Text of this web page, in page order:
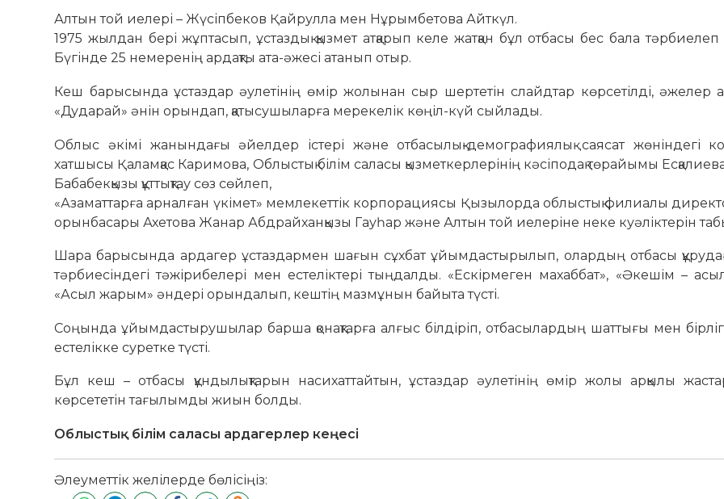
Алтын той иелері – Жүсіпбеков Қайрулла мен Нұрымбетова Айткүл.
1975 жылдан бері жұптасып, ұстаздық қызмет атқарып келе жатқан бұл отбасы бес бала тәрбиелеп
Бүгінде 25 немеренің ардақты ата-әжесі атанып отыр.
Кеш барысында ұстаздар әулетінің өмір жолынан сыр шертетін слайдтар көрсетілді, әжелер
«Дударай» әнін орындап, қатысушыларға мерекелік көңіл-күй сыйлады.
Облыс әкімі жанындағы әйелдер істері және отбасылық-демографиялық саясат жөніндегі
хатшысы Қаламқас Каримова, Облыстық білім саласы қызметкерлерінің кәсіподақ төрайымы
Бабабекқызы құттықтау сөз сөйлеп,
«Азаматтарға арналған үкімет» мемлекеттік корпорациясы Қызылорда облыстық филиалы
орынбасары Ахетова Жанар Абдрайханқызы Гауһар және Алтын той иелеріне неке куәліктерін
Шара барысында ардагер ұстаздармен шағын сұхбат ұйымдастырылып, олардың отбасы
тәрбиесіндегі тәжірибелері мен естеліктері тыңдалды. «Ескірмеген махаббат», «Әкешім –
«Асыл жарым» әндері орындалып, кештің мазмұнын байыта түсті.
Соңында ұйымдастырушылар барша қонақтарға алғыс білдіріп, отбасылардың шаттығы мен
естелікке суретке түсті.
Бұл кеш – отбасы құндылықтарын насихаттайтын, ұстаздар әулетінің өмір жолы арқылы
көрсететін тағылымды жиын болды.
Облыстық білім саласы ардагерлер кеңесі
Әлеуметтік желілерде бөлісіңіз: